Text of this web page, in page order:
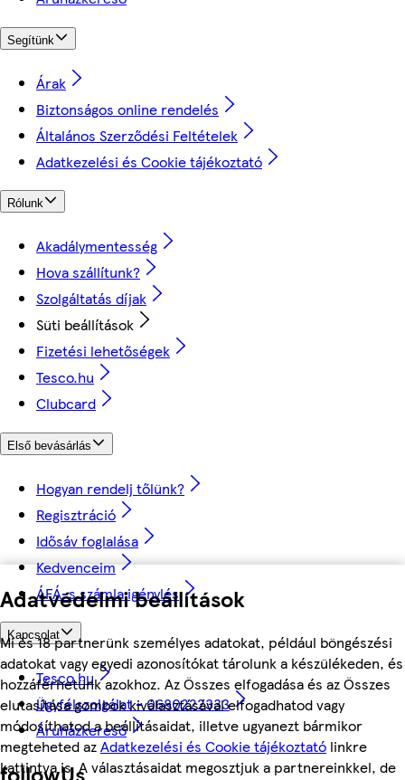
Adatvédelmi beállítások
Mi és 18 partnerünk személyes adatokat, például böngészési
adatokat vagy egyedi azonosítókat tárolunk a készülékeden, és
hozzáférhetünk azokhoz. Az Összes elfogadása és az Összes
elutasítása gombok kiválasztásával elfogadhatod vagy
módosíthatod a beállításaidat, illetve ugyanezt bármikor
megteheted azAdatkezelési és Cookie tájékoztató linkre
kattintva is. A választásaidat megosztjuk a partnereinkkel, de
Segítünk
Árak
Biztonságos online rendelés
Általános Szerződési Feltételek
Adatkezelési és Cookie tájékoztató
Rólunk
Akadálymentesség
Hova szállítunk?
Szolgáltatás díjak
Süti beállítások
Fizetési lehetőségek
Tesco.hu
Clubcard
Első bevásárlás
Hogyan rendelj tőlünk?
Regisztráció
Idősáv foglalása
Kedvenceim
ÁFÁ-s számla igénylés
Kapcsolat
Tesco.hu
Ügyfélszolgálat - 0680222333
Áruházkereső
followUs